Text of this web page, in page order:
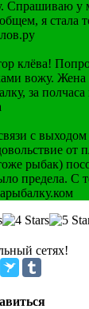
Спрашиваю у
я стала
клёва!
вожу. Жена
за полчаса
с
от
рыбак)
предела. С
сетях!